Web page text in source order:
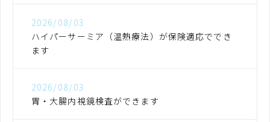
2026/08/03
ハイパーサーミア（温熱療法）が保険適応ででき
ます
2026/08/03
胃・大腸内視鏡検査ができます